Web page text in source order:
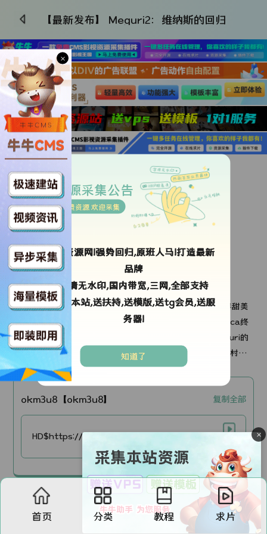
【最新发布】 Meguri2：维纳斯的回归
更新HD
导演：扎克·阿拉伊
年代：
日本
这部影片的主角是Meguri酱！！身材丰满，曲线玲珑，笑容甜美
开朗！！距离她上次露面已经整整九年了。传说中的REbecca终
于回归了。这部影片是配合双叶社提前发售的写真集《Meguri的
降临》拍摄的！！故事发生在微笑之国泰国的一家宁静度假村。
在柔和的阳光下，她自然流露的表情丰富多彩，天真无邪的笑容
比以往任何时候都更加灿烂。这部精美的影片展现了她的一切，
在经历了如此漫长的等待之后，她变得更加迷人……时隔多年再
次相遇，堪称奇迹。来吧，让我们再次爱上这位女神！！
okm3u8【okm3u8】 复制全部
首页 分类 教程 求片
资源采集公告
免费资源 欢迎采集
ok资源网!强势回归,原班人马!打造最新
品牌
高清无水印,国内带宽,三网,全部支持
采集本站,送扶持,送模版,送tg会员,送服
务器!
知道了
×
×